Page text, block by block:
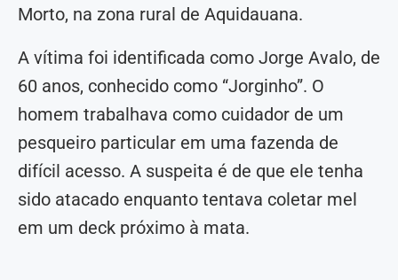
Morto, na zona rural de Aquidauana.
A vítima foi identificada como Jorge Avalo, de
60 anos, conhecido como “Jorginho”. O
homem trabalhava como cuidador de um
pesqueiro particular em uma fazenda de
difícil acesso. A suspeita é de que ele tenha
sido atacado enquanto tentava coletar mel
em um deck próximo à mata.